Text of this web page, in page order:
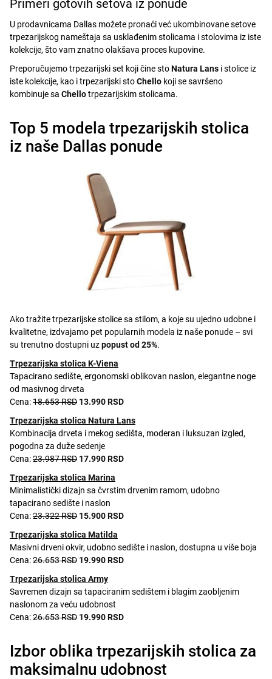
Primeri gotovih setova iz ponude
U prodavnicama Dallas možete pronaći već ukombinovane setove
trpezarijskog nameštaja sa usklađenim stolicama i stolovima iz iste
kolekcije, što vam znatno olakšava proces kupovine.
Preporučujemo trpezarijski set koji čine stoNatura Lans i stolice iz
iste kolekcije, kao i trpezarijski stoChello koji se savršeno
kombinuje sa Chellotrpezarijskim stolicama.
Top 5 modela trpezarijskih stolica
iz naše Dallas ponude
Ako tražite trpezarijske stolice sa stilom, a koje su ujedno udobne i
kvalitetne, izdvajamo pet popularnih modela iz naše ponude – svi
su trenutno dostupni uzpopust od 25%.
Trpezarijska stolica K-Viena
Tapacirano sedište, ergonomski oblikovan naslon, elegantne noge
od masivnog drveta
Cena:18.653 RSD 13.990 RSD
Trpezarijska stolica Natura Lans
Kombinacija drveta i mekog sedišta, moderan i luksuzan izgled,
pogodna za duže sedenje
Cena:23.987 RSD 17.990 RSD
Trpezarijska stolica Marina
Minimalistički dizajn sa čvrstim drvenim ramom, udobno
tapacirano sedište i naslon
Cena:23.322 RSD 15.900 RSD
Trpezarijska stolica Matilda
Masivni drveni okvir, udobno sedište i naslon, dostupna u više boja
Cena:26.653 RSD 19.990 RSD
Trpezarijska stolica Army
Savremen dizajn sa tapaciranim sedištem i blagim zaobljenim
naslonom za veću udobnost
Cena:26.653 RSD 19.990 RSD
Izbor oblika trpezarijskih stolica za
maksimalnu udobnost